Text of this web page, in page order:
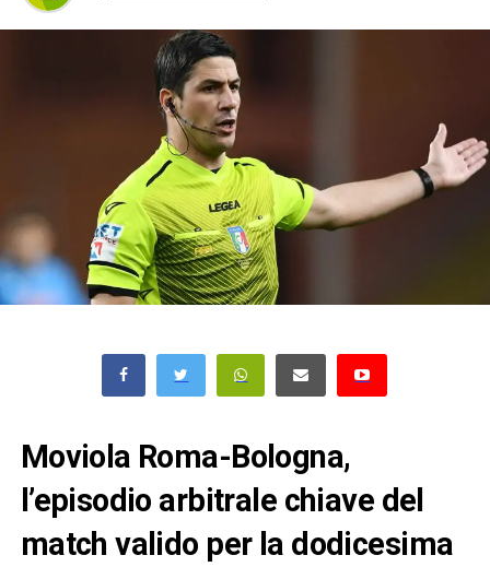
Moviola Roma-Bologna,
l’episodio arbitrale chiave del
match valido per la dodicesima